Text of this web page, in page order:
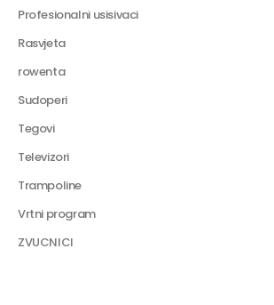
Profesionalni usisivaci
Rasvjeta
rowenta
Sudoperi
Tegovi
Televizori
Trampoline
Vrtni program
ZVUCNICI